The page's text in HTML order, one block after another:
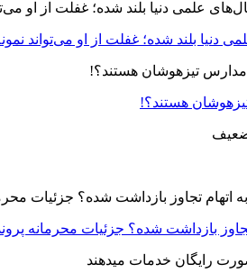
بلند شده؛ غفلت از او می‌تواند
هستند؟!
بازداشت شده؟ جزئیات محرمانه